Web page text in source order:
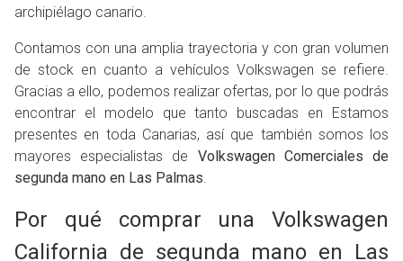
archipiélago canario.
Contamos con una amplia trayectoria y con gran volumen
de stock en cuanto a vehículos Volkswagen se refiere.
Gracias a ello, podemos realizar ofertas, por lo que podrás
encontrar el modelo que tanto buscadas en Estamos
presentes en toda Canarias, así que también somos los
mayores especialistas de Volkswagen Comerciales de
segunda mano en Las Palmas.
Por qué comprar una Volkswagen
California de segunda mano en Las